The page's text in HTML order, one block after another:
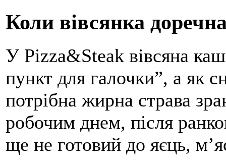
Коли вівсянка
У Pizza&Steak вівсяна
пункт для галочки”, а як
потрібна жирна страва
робочим днем, після
ще не готовий до яєць,